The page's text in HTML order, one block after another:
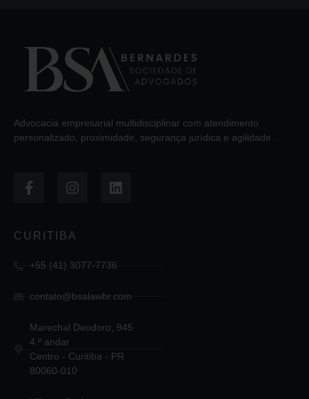
Advocacia empresarial multidisciplinar com atendimento
personalizado, proximidade, segurança jurídica e agilidade.
CURITIBA
+55 (41) 3077-7736
contato@bsalawbr.com
Marechal Deodoro, 945
4.º andar
Centro - Curitiba - PR
80060-010